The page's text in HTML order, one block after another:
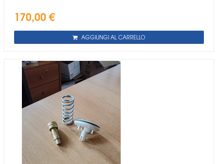
170,00 €
AGGIUNGI AL CARRELLO